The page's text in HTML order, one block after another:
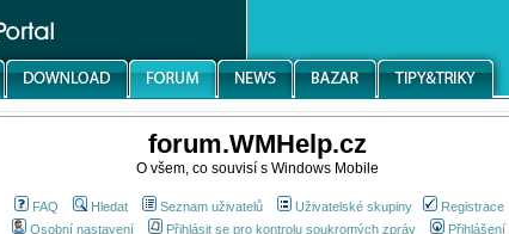
forum.WMHelp.cz
O všem, co souvisí s Windows Mobile
FAQ Hledat Seznam uživatelů Uživatelské skupiny
Registrace
Osobní nastavení
Přihlásit se pro kontrolu soukromých zpráv Přihlášení